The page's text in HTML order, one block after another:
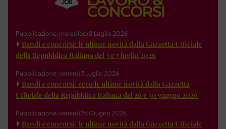
Pubblicazione: mercoledì 8 Luglio 2026
Bandi e concorsi: le ultime novità dalla Gazzetta Ufficiale
della Repubblica Italiana del 3 e 7 luglio 2026
Pubblicazione: venerdì 3 Luglio 2026
Bandi e concorsi: ecco le ultime novità dalla Gazzetta
Ufficiale della Repubblica Italiana del 26 e 30 giugno 2026
Pubblicazione: venerdì 26 Giugno 2026
Bandi e concorsi: le ultime novità dalla Gazzetta Ufficiale